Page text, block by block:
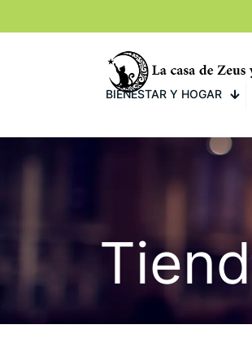
BIENESTAR Y HOGAR